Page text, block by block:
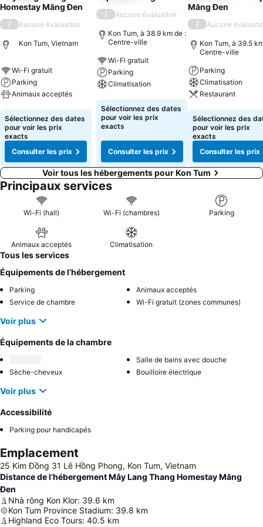
Homestay Măng Đen
/ Aucune évaluation
Kon Tum, Vietnam
Wi-Fi gratuit
Parking
Animaux acceptés
Consulter les prix
Sélectionnez des dates
pour voir les prix
exacts
Consulter les prix
/ Aucune évaluation
Kon Tum, à 38.9 km de :
Centre-ville
Wi-Fi gratuit
Parking
Climatisation
Consulter les prix
Sélectionnez des dates
pour voir les prix
exacts
Consulter les prix
Măng Đen
/ Aucune
Kon Tum, à 39.5
Centre-ville
Parking
Climatisation
Restaurant
Consulter les
Sélectionnez des
pour voir les prix
exacts
Consulter les prix
Voir tous les hébergements pour Kon Tum
Principaux services
Wi-Fi (hall) Wi-Fi (chambres) Parking
Animaux acceptés Climatisation
Tous les services
Équipements de l’hébergement
Parking
Animaux acceptés
Service de chambre
Wi-Fi gratuit (zones communes)
Voir plus
Équipements de la chambre
Salle de bains avec douche
Sèche-cheveux
Bouilloire électrique
Voir plus
Accessibilité
Parking pour handicapés
Emplacement
25 Kim Đồng 31 Lê Hồng Phong, Kon Tum, Vietnam
Distance de l’hébergement Mây Lang Thang Homestay Măng
Đen
Nhà rông Kon Klor: 39.6 km
Kon Tum Province Stadium: 39.8 km
Highland Eco Tours: 40.5 km